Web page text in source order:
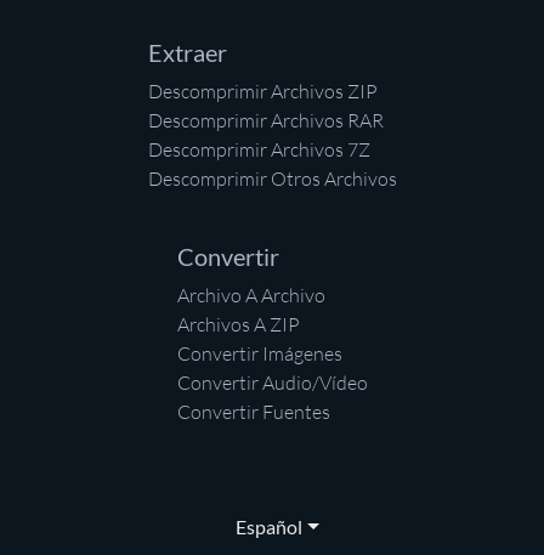
Extraer
Descomprimir Archivos ZIP
Descomprimir Archivos RAR
Descomprimir Archivos 7Z
Descomprimir Otros Archivos
Convertir
Archivo A Archivo
Archivos A ZIP
Convertir Imágenes
Convertir Audio/Vídeo
Convertir Fuentes
Español